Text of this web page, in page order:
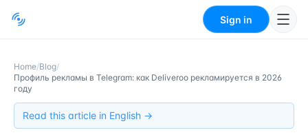
Sign in
Home/Blog/
Профиль рекламы в Telegram: как Deliveroo рекламируется в 2026
году
Read this article in English →